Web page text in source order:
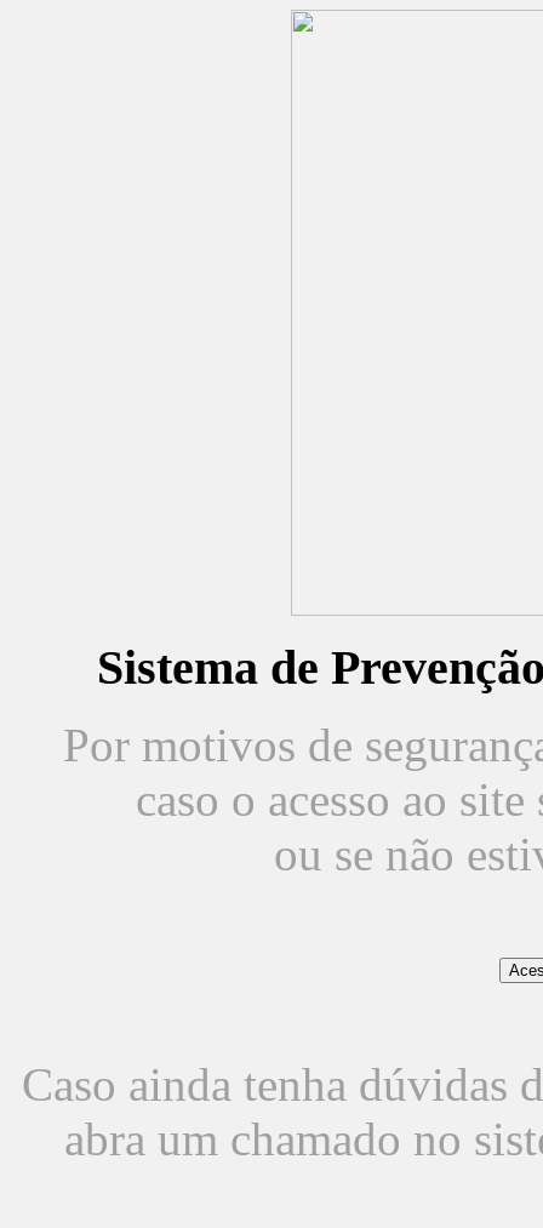
Sistema de
Por motivos de
caso o acesso ao
ou se não
Caso ainda tenha dúvidas
abra um chamado no